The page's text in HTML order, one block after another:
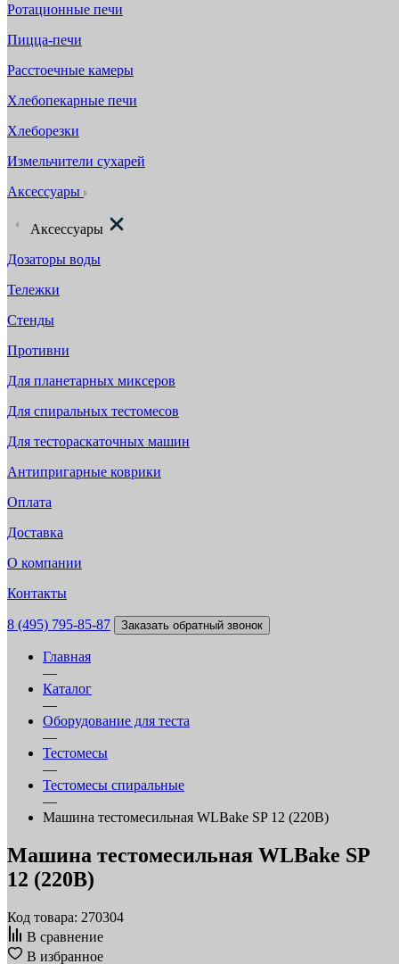
Ротационные печи
Пицца-печи
Расстоечные камеры
Хлебопекарные печи
Хлеборезки
Измельчители сухарей
Аксессуары
Аксессуары
Дозаторы воды
Тележки
Стенды
Противни
Для планетарных миксеров
Для спиральных тестомесов
Для тестораскаточных машин
Антипригарные коврики
Оплата
Доставка
О компании
Контакты
8 (495) 795-85-87 Заказать обратный звонок
Главная
—
Каталог
—
Оборудование для теста
—
Тестомесы
—
Тестомесы спиральные
—
Машина тестомесильная WLBake SP 12 (220В)
Машина тестомесильная WLBake SP
12 (220В)
Код товара: 270304
В сравнение
В избранное